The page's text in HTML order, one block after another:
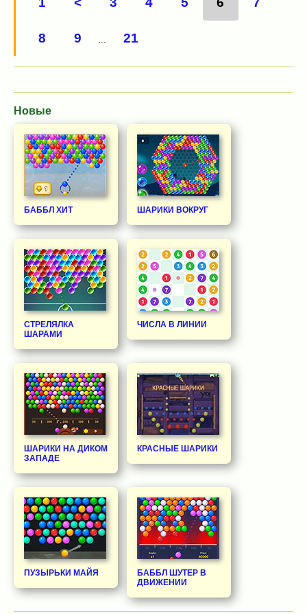
8 9 21
Новые
БАББЛ ХИТ ШАРИКИ ВОКРУГ
СТРЕЛЯЛКА
ШАРАМИ
ЧИСЛА В ЛИНИИ
ШАРИКИ НА ДИКОМ
ЗАПАДЕ
КРАСНЫЕ ШАРИКИ
ПУЗЫРЬКИ МАЙЯ
БАББЛ ШУТЕР В
ДВИЖЕНИИ